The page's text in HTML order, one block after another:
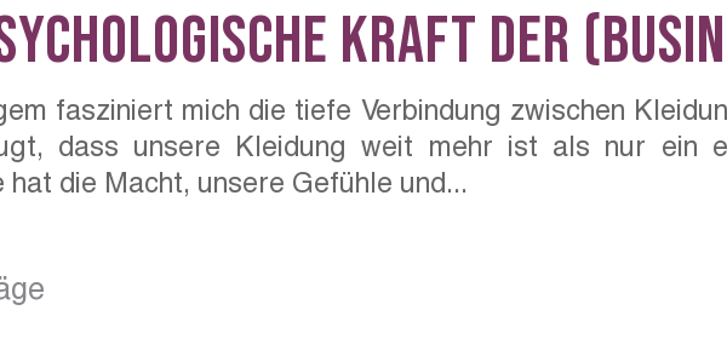
Kraft der
fasziniert mich die tiefe Verbindung zwischen
dass unsere Kleidung weit mehr ist als nur ein
hat die Macht, unsere Gefühle und...